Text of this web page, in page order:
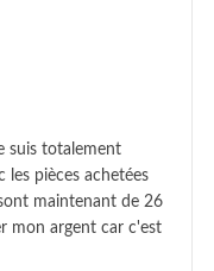
suis totalement
les pièces achetées
maintenant de 26
mon argent car c'est